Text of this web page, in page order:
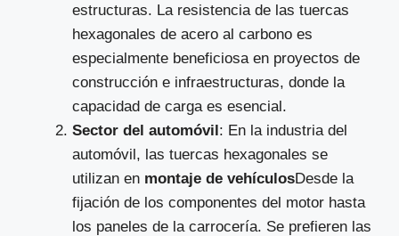
estructuras. La resistencia de las tuercas
hexagonales de acero al carbono es
especialmente beneficiosa en proyectos de
construcción e infraestructuras, donde la
capacidad de carga es esencial.
Sector del automóvil: En la industria del
automóvil, las tuercas hexagonales se
utilizan en montaje de vehículosDesde la
fijación de los componentes del motor hasta
los paneles de la carrocería. Se prefieren las